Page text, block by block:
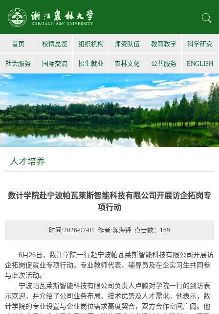
首页 校情总览 组织机构 师资队伍 教育教学 科学研究
社会服务 国际交流 招生就业 农林文化 公共服务 ENGLISH
人才培养
数计学院赴宁波帕瓦莱斯智能科技有限公司开展访企拓岗专
项行动
时间:2026-07-01 作者:陈海锋 点击数： 169
6月26日，数计学院一行赴宁波帕瓦莱斯智能科技有限公司开展访
企拓岗促就业专项行动。专业教师代表、辅导员及在企实习生共同参
与此次活动。
宁波帕瓦莱斯智能科技有限公司负责人卢鹏对学院一行的到访表
示欢迎，并介绍了公司业务布局、技术优势及人才需求。他表示，数
计学院的专业设置与企业岗位需求高度契合，双方合作空间广阔。他